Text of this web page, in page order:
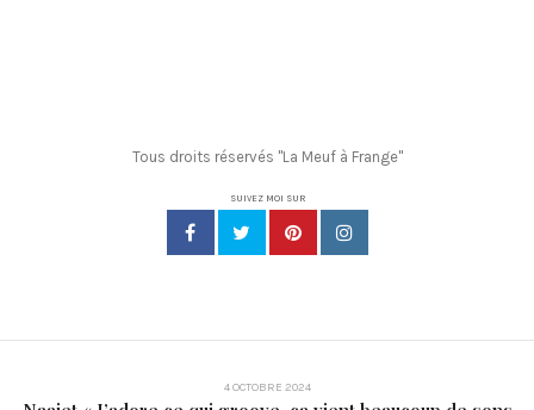
Tous droits réservés "La Meuf à Frange"
SUIVEZ MOI SUR
4 OCTOBRE 2024